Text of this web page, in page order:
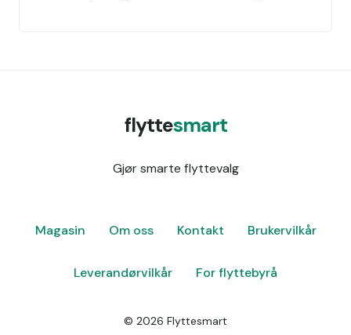
flyttesmart
Gjør smarte flyttevalg
Magasin Om oss Kontakt Brukervilkår
Leverandørvilkår For flyttebyrå
© 2026 Flyttesmart